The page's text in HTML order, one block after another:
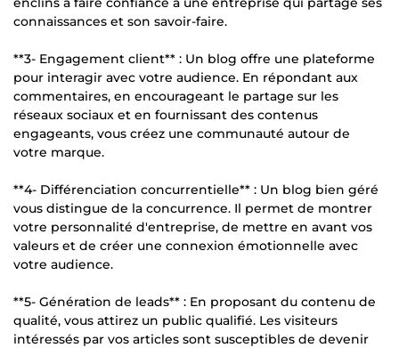
connaissances et son savoir-faire.
**3- Engagement client** : Un blog offre une plateforme
pour interagir avec votre audience. En répondant aux
commentaires, en encourageant le partage sur les
réseaux sociaux et en fournissant des contenus
engageants, vous créez une communauté autour de
votre marque.
**4- Différenciation concurrentielle** : Un blog bien géré
vous distingue de la concurrence. Il permet de montrer
votre personnalité d'entreprise, de mettre en avant vos
valeurs et de créer une connexion émotionnelle avec
votre audience.
**5- Génération de leads** : En proposant du contenu de
qualité, vous attirez un public qualifié. Les visiteurs
intéressés par vos articles sont susceptibles de devenir